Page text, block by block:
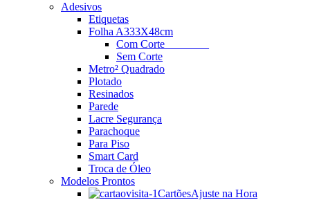
Adesivos
Etiquetas
Folha A333X48cm
Com Corte
Sem Corte
Metro² Quadrado
Plotado
Resinados
Parede
Lacre Segurança
Parachoque
Para Piso
Smart Card
Troca de Óleo
Modelos Prontos
CartõesAjuste na Hora